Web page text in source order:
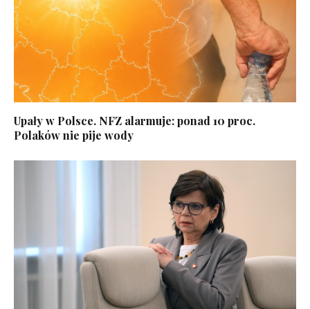
Upały w Polsce. NFZ alarmuje: ponad 10 proc.
Polaków nie pije wody